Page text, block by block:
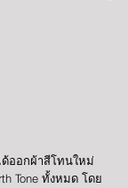
ด้ออกผ้าสีโทนใหม่
Tone ทั้งหมด โดย